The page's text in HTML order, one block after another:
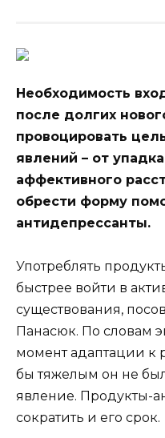
Необходимость
после долгих
провоцировать
явлений – от
аффективного
обрести форму
антидепрессанты.
Употреблять
быстрее войти в
существования,
Панасюк. По словам
момент адаптации к
бы тяжелым он не
явление. Продукты-
сократить и его срок.